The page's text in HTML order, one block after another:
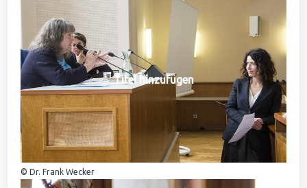
Titel hinzufügen
© Dr. Frank Wecker